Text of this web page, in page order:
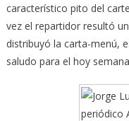
característico pito del
vez el repartidor resultó
distribuyó la carta-menú,
saludo para el hoy